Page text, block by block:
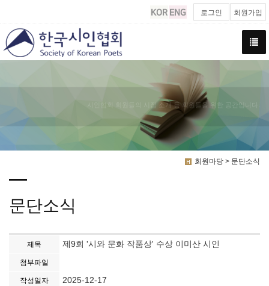
로그인 회원가입
시인협회 회원들의 시집 소개 등 회원들을 위한 공간입니다.
회원마당 > 문단소식
문단소식
제목 제9회 '시와 문화 작품상' 수상 이미산 시인
첨부파일
작성일자 2025-12-17